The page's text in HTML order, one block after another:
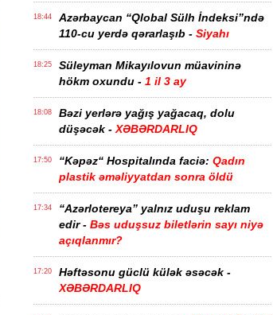
18:44
Azərbaycan “Qlobal Sülh İndeksi”ndə
110-cu yerdə qərarlaşıb - Siyahı
18:25
Süleyman Mikayılovun müavininə
hökm oxundu - 1 il 3 ay
18:08
Bəzi yerlərə yağış yağacaq, dolu
düşəcək - XƏBƏRDARLIQ
17:50 “Kəpəz“ Hospitalında faciə: Qadın
plastik əməliyyatdan sonra öldü
17:34
“Azərlotereya” yalnız uduşu reklam
edir - Bəs uduşsuz biletlərin sayı niyə
açıqlanmır?
17:20
Həftəsonu güclü külək əsəcək -
XƏBƏRDARLIQ